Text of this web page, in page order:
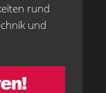
rund
und